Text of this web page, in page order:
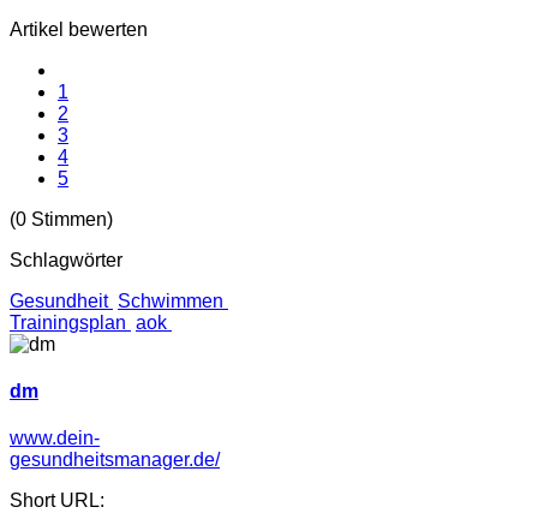
Artikel bewerten
1
2
3
4
5
(0 Stimmen)
Schlagwörter
Gesundheit Schwimmen
Trainingsplan aok
dm
www.dein-
gesundheitsmanager.de/
Short URL: